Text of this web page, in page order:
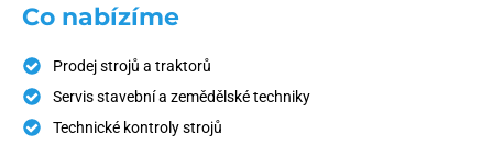
Co nabízíme
Prodej strojů a traktorů
Servis stavební a zemědělské techniky
Technické kontroly strojů